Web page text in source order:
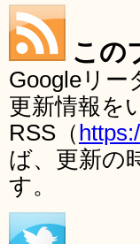
この
Googleリー
更新情報を
RSS（
ば、更新の
す。